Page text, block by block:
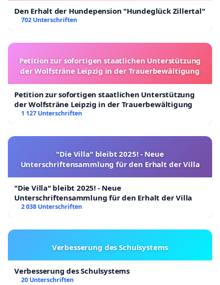
Den Erhalt der Hundepension "Hundeglück Zillertal"
702 Unterschriften
Petition zur sofortigen staatlichen Unterstützung
der Wolfsträne Leipzig in der Trauerbewältigung
Petition zur sofortigen staatlichen Unterstützung
der Wolfsträne Leipzig in der Trauerbewältigung
1 127 Unterschriften
"Die Villa" bleibt 2025! - Neue
Unterschriftensammlung für den Erhalt der Villa
"Die Villa" bleibt 2025! - Neue
Unterschriftensammlung für den Erhalt der Villa
2 038 Unterschriften
Verbesserung des Schulsystems
Verbesserung des Schulsystems
20 Unterschriften